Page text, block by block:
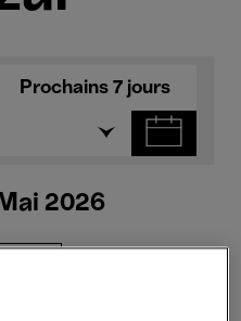
Prochains 7 jours
2026